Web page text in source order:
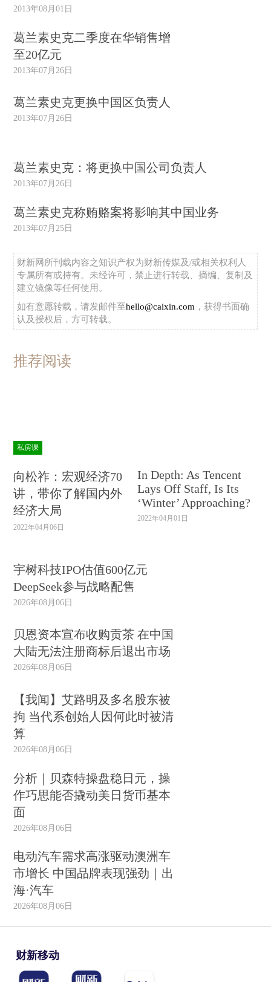
2013年08月01日
葛兰素史克二季度在华销售增
至20亿元
2013年07月26日
葛兰素史克更换中国区负责人
2013年07月26日
葛兰素史克：将更换中国公司负责人
2013年07月26日
葛兰素史克称贿赂案将影响其中国业务
2013年07月25日
财新网所刊载内容之知识产权为财新传媒及/或相关权利人
专属所有或持有。未经许可，禁止进行转载、摘编、复制及
建立镜像等任何使用。
如有意愿转载，请发邮件至hello@caixin.com ，获得书面确
认及授权后，方可转载。
推荐阅读
私房课
向松祚：宏观经济70
讲，带你了解国内外
经济大局
2022年04月06日
In Depth: As Tencent
Lays Off Staff, Is Its
‘Winter’ Approaching?
2022年04月01日
宇树科技IPO估值600亿元
DeepSeek参与战略配售
2026年08月06日
贝恩资本宣布收购贡茶 在中国
大陆无法注册商标后退出市场
2026年08月06日
【我闻】艾路明及多名股东被
拘 当代系创始人因何此时被清
算
2026年08月06日
分析｜贝森特操盘稳日元，操
作巧思能否撬动美日货币基本
面
2026年08月06日
电动汽车需求高涨驱动澳洲车
市增长 中国品牌表现强劲｜出
海·汽车
2026年08月06日
财新移动